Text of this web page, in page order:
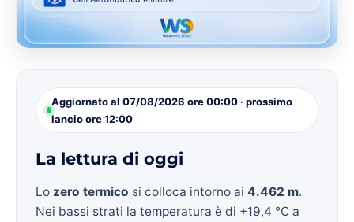
Aggiornato al 07/08/2026 ore 00:00 · prossimo
lancio ore 12:00
La lettura di oggi
Lo zero termico si colloca intorno ai 4.462 m.
Nei bassi strati la temperatura è di +19,4 °C a